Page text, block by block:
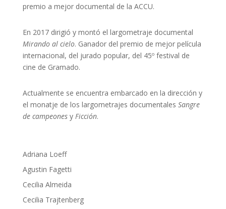
premio a mejor documental de la ACCU.
En 2017 dirigió y montó el largometraje documental
Mirando al cielo. Ganador del premio de mejor película
internacional, del jurado popular, del 45º festival de
cine de Gramado.
Actualmente se encuentra embarcado en la dirección y
el monatje de los largometrajes documentales Sangre
de campeones y Ficción.
Adriana Loeff
Agustin Fagetti
Cecilia Almeida
Cecilia Trajtenberg